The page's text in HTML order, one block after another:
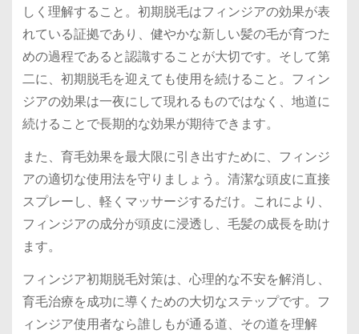
しく理解すること。初期脱毛はフィンジアの効果が表
れている証拠であり、健やかな新しい髪の毛が育つた
めの過程であると認識することが大切です。そして第
二に、初期脱毛を迎えても使用を続けること。フィン
ジアの効果は一夜にして現れるものではなく、地道に
続けることで長期的な効果が期待できます。
また、育毛効果を最大限に引き出すために、フィンジ
アの適切な使用法を守りましょう。清潔な頭皮に直接
スプレーし、軽くマッサージするだけ。これにより、
フィンジアの成分が頭皮に浸透し、毛髪の成長を助け
ます。
フィンジア初期脱毛対策は、心理的な不安を解消し、
育毛治療を成功に導くための大切なステップです。フ
ィンジア使用者なら誰しもが通る道、その道を理解